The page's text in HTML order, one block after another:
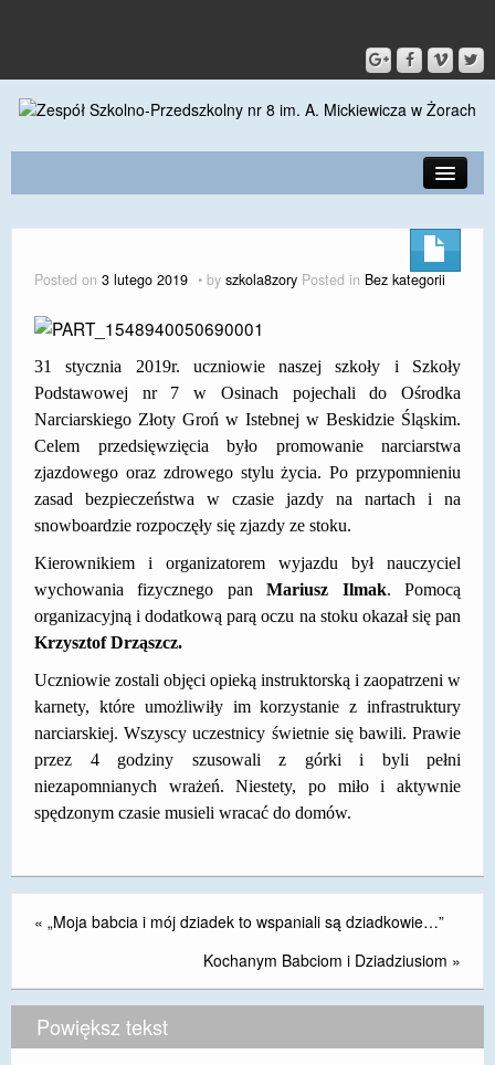
DLA PRACOWNIKÓW
GALERIA
SPORT
DOSTĘPNOŚĆ
POLITYKA PRYWATNOŚCI
RODO
EGZAMIN ÓSMOKLASISTY
STANDARDY OCHRONY MAŁOLETNICH
PROJEKT ,,SZKOŁY Z JAKOŚCIĄ – ROZWÓJ
KSZTAŁCENIA OGÓLNEGO NA TERENIE MIASTA
ŻORY”
mLegitymacja
Posted on 3 lutego 2019 by szkola8zory Posted in Bez kategorii
31 stycznia 2019r. uczniowie naszej szkoły i Szkoły
Podstawowej nr 7 w Osinach pojechali do Ośrodka
Narciarskiego Złoty Groń w Istebnej w Beskidzie Śląskim.
Celem przedsięwzięcia było promowanie narciarstwa
zjazdowego oraz zdrowego stylu życia. Po przypomnieniu
zasad bezpieczeństwa w czasie jazdy na nartach i na
snowboardzie rozpoczęły się zjazdy ze stoku.
Kierownikiem i organizatorem wyjazdu był nauczyciel
wychowania fizycznego panMariusz Ilmak. Pomocą
organizacyjną i dodatkową parą oczu na stoku okazał się pan
Krzysztof Drząszcz.
Uczniowie zostali objęci opieką instruktorską i zaopatrzeni w
karnety, które umożliwiły im korzystanie z infrastruktury
narciarskiej. Wszyscy uczestnicy świetnie się bawili. Prawie
przez 4 godziny szusowali z górki i byli pełni
niezapomnianych wrażeń. Niestety, po miło i aktywnie
spędzonym czasie musieli wracać do domów.
« „Moja babcia i mój dziadek to wspaniali są dziadkowie…”
Kochanym Babciom i Dziadziusiom »
Powiększ tekst